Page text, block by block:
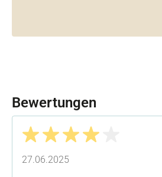
Bewertungen
Bewertung mit 4 von 5 Sternen
27.06.2025